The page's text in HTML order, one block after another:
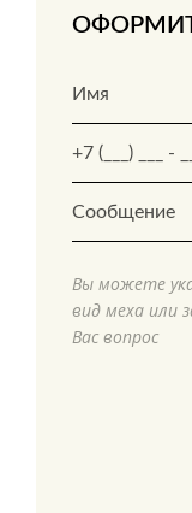
Вы можете
вид меха или
Вас вопрос